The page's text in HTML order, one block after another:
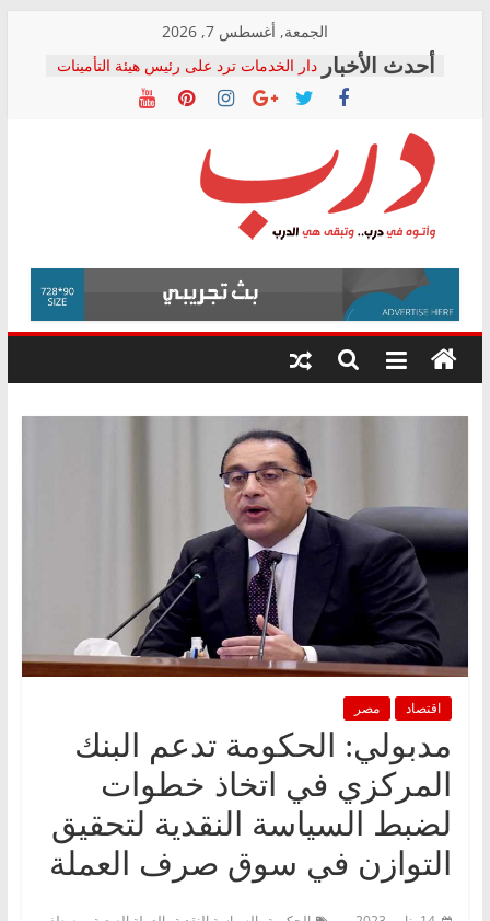
content
الجمعة, أغسطس 7, 2026
دار الخدمات ترد على رئيس هيئة التأمينات
بعد مؤتمره الصحفي: إنكار الأزمة لا ينهي
معاناة أصحاب المعاشات.. ونطالب بكشف
فرحات سليمان يكتب: القطاع الصحي إلى
أين؟
حزب التحالف الشعبي يطلق لجنة “الحق
في الصحة” بالإسكندرية لرصد الانتهاكات
ودعم المرضى
الوزاري لمدينة الصحفيين.. وانتهاء أعمال
إنشاء المبنى الإداري
المجلس القومي لحقوق الإنسان يعلن
متابعة قضية الدكتور محمد زهران.. ويؤكد:
قرينة البراءة وضمانات المحاكمة العادلة
درب
وأتوه
درب..
وتبقى
هي
اقتصاد مصر
مدبولي: الحكومة تدعم البنك
المركزي في اتخاذ خطوات
لضبط السياسة النقدية لتحقيق
التوازن في سوق صرف العملة